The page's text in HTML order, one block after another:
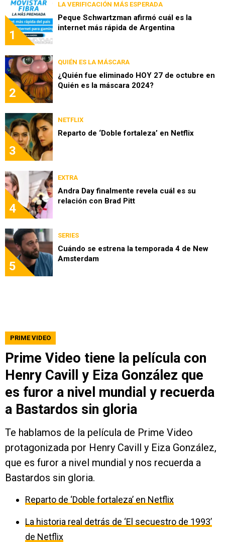
1
LA VERIFICACIÓN MÁS ESPERADA
Peque Schwartzman afirmó cuál es la
internet más rápida de Argentina
2
QUIÉN ES LA MÁSCARA
¿Quién fue eliminado HOY 27 de octubre en
Quién es la máscara 2024?
3
NETFLIX
Reparto de ‘Doble fortaleza’ en Netflix
4
EXTRA
Andra Day finalmente revela cuál es su
relación con Brad Pitt
5
SERIES
Cuándo se estrena la temporada 4 de New
Amsterdam
PRIME VIDEO
Prime Video tiene la película con
Henry Cavill y Eiza González que
es furor a nivel mundial y recuerda
a Bastardos sin gloria
Te hablamos de la película de Prime Video
protagonizada por Henry Cavill y Eiza González,
que es furor a nivel mundial y nos recuerda a
Bastardos sin gloria.
Reparto de ‘Doble fortaleza’ en Netflix
La historia real detrás de ‘El secuestro de 1993’
de Netflix